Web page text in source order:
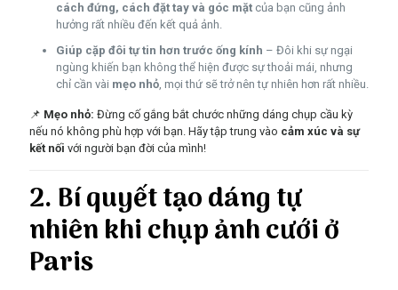
cách đứng, cách đặt tay và góc mặt của bạn cũng ảnh
hưởng rất nhiều đến kết quả ảnh.
Giúp cặp đôi tự tin hơn trước ống kính – Đôi khi sự ngại
ngùng khiến bạn không thể hiện được sự thoải mái, nhưng
chỉ cần vài mẹo nhỏ, mọi thứ sẽ trở nên tự nhiên hơn rất nhiều.
📌 Mẹo nhỏ: Đừng cố gắng bắt chước những dáng chụp cầu kỳ
nếu nó không phù hợp với bạn. Hãy tập trung vào cảm xúc và sự
kết nối với người bạn đời của mình!
2. Bí quyết tạo dáng tự
nhiên khi chụp ảnh cưới ở
Paris